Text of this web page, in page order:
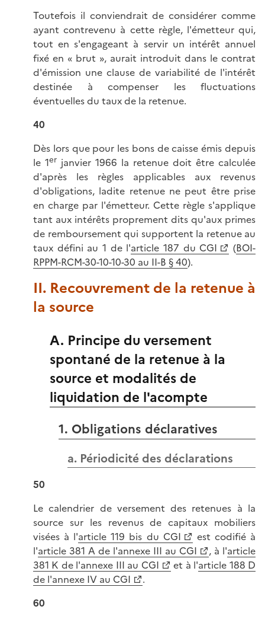
Toutefois il conviendrait de considérer comme
ayant contrevenu à cette règle, l'émetteur qui,
tout en s'engageant à servir un intérêt annuel
fixé en « brut », aurait introduit dans le contrat
d'émission une clause de variabilité de l'intérêt
destinée à compenser les fluctuations
éventuelles du taux de la retenue.
40
Dès lors que pour les bons de caisse émis depuis
le 1er janvier 1966 la retenue doit être calculée
d'après les règles applicables aux revenus
d'obligations, ladite retenue ne peut être prise
en charge par l'émetteur. Cette règle s'applique
tant aux intérêts proprement dits qu'aux primes
de remboursement qui supportent la retenue au
taux défini au 1 de l'article 187 du CGI (BOI-
RPPM-RCM-30-10-10-30 au II-B § 40).
II. Recouvrement de la retenue à
la source
A. Principe du versement
spontané de la retenue à la
source et modalités de
liquidation de l'acompte
1. Obligations déclaratives
a. Périodicité des déclarations
50
Le calendrier de versement des retenues à la
source sur les revenus de capitaux mobiliers
visées à l'article 119 bis du CGI
est codifié à
l'article 381 A de l'annexe III au CGI , à l'article
381 K de l'annexe III au CGI
et à l'article 188 D
de l'annexe IV au CGI
.
60